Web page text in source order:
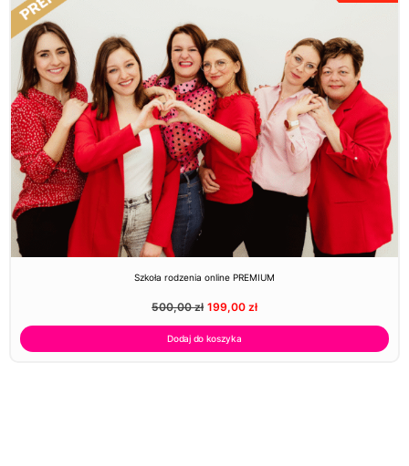
Szkoła rodzenia online PREMIUM
500,00zł 199,00 zł
Dodaj do koszyka